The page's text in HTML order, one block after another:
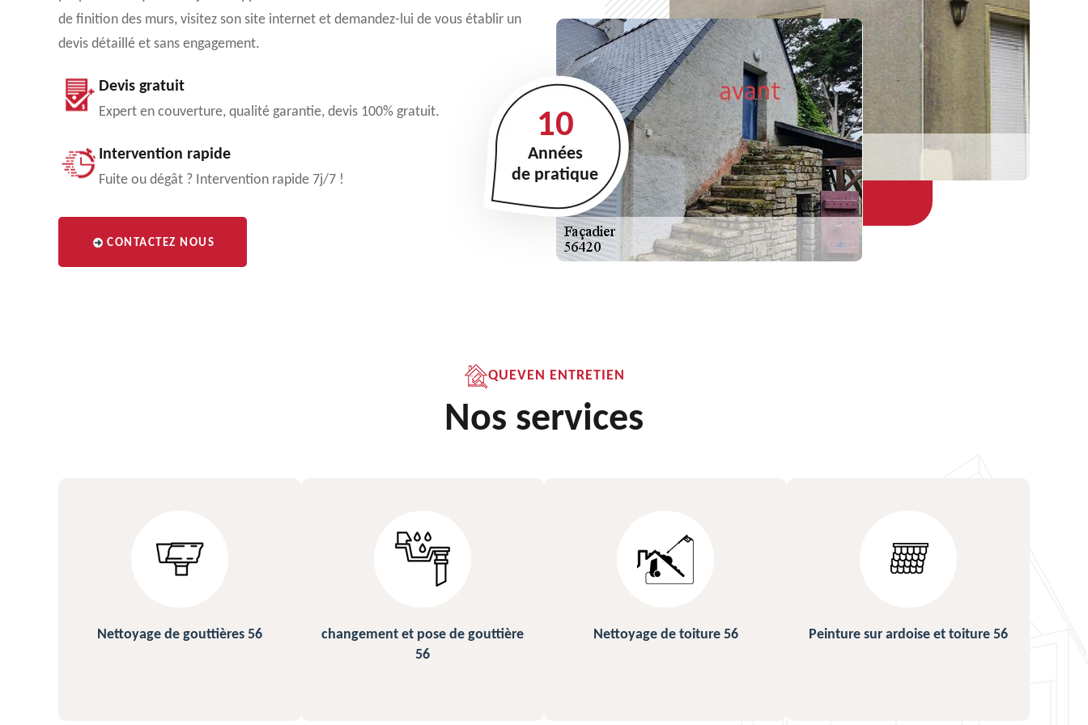
de finition des murs, visitez son site internet et demandez-lui de vous établir un
devis détaillé et sans engagement.
Devis gratuit
Expert en couverture, qualité garantie, devis 100% gratuit.
Intervention rapide
Fuite ou dégât ? Intervention rapide 7j/7 !
CONTACTEZ NOUS
10
Années
de pratique
QUEVEN ENTRETIEN
Nos services
changement et pose de gouttière
Nettoyage de toiture 56 Peinture sur ardoise et toiture 56 Urgence fuite de toiture 56